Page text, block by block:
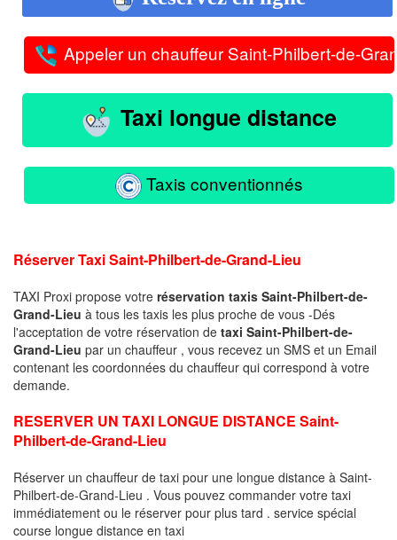
Appeler un chauffeur Saint-Philbert-de-
Taxi longue distance
Taxis conventionnés
Réserver Taxi Saint-Philbert-de-Grand-Lieu
TAXI Proxi propose votre réservation taxis Saint-Philbert-de-
Grand-Lieu à tous les taxis les plus proche de vous -Dés
l'acceptation de votre réservation de taxi Saint-Philbert-de-
Grand-Lieu par un chauffeur , vous recevez un SMS et un Email
contenant les coordonnées du chauffeur qui correspond à votre
demande.
RESERVER UN TAXI LONGUE DISTANCE Saint-
Philbert-de-Grand-Lieu
Réserver un chauffeur de taxi pour une longue distance à Saint-
Philbert-de-Grand-Lieu . Vous pouvez commander votre taxi
immédiatement ou le réserver pour plus tard . service spécial
course longue distance en taxi